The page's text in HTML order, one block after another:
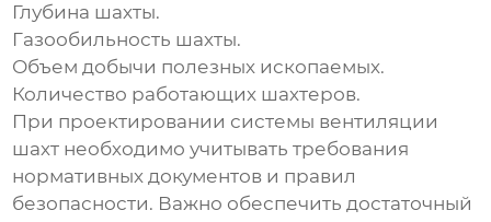
Глубина шахты.
Газообильность шахты.
Объем добычи полезных ископаемых.
Количество работающих шахтеров.
При проектировании системы вентиляции
шахт необходимо учитывать требования
нормативных документов и правил
безопасности. Важно обеспечить достаточный